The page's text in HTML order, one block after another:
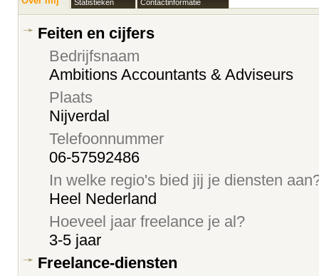
Statistieken Contactinformatie
Feiten en cijfers
Bedrijfsnaam
Ambitions Accountants & Adviseurs
Plaats
Nijverdal
Telefoonnummer
06-57592486
In welke regio's bied jij je diensten
Heel Nederland
Hoeveel jaar freelance je al?
3-5 jaar
Freelance-diensten